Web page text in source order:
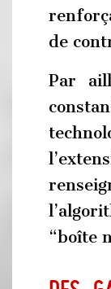
de
Par
“boîte